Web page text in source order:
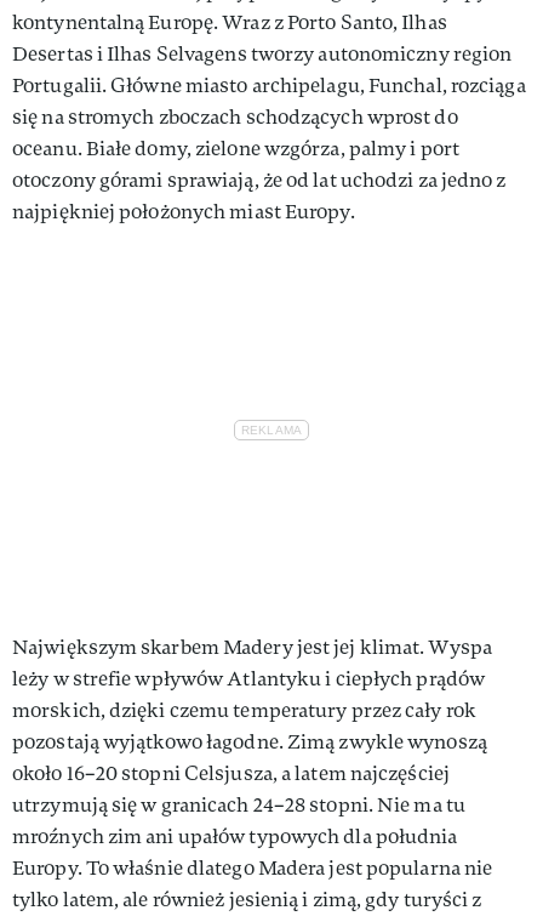
kontynentalną Europę. Wraz z Porto Santo, Ilhas
Desertas i Ilhas Selvagens tworzy autonomiczny region
Portugalii. Główne miasto archipelagu, Funchal, rozciąga
się na stromych zboczach schodzących wprost do
oceanu. Białe domy, zielone wzgórza, palmy i port
otoczony górami sprawiają, że od lat uchodzi za jedno z
najpiękniej położonych miast Europy.
Największym skarbem Madery jest jej klimat. Wyspa
leży w strefie wpływów Atlantyku i ciepłych prądów
morskich, dzięki czemu temperatury przez cały rok
pozostają wyjątkowo łagodne. Zimą zwykle wynoszą
około 16–20 stopni Celsjusza, a latem najczęściej
utrzymują się w granicach 24–28 stopni. Nie ma tu
mroźnych zim ani upałów typowych dla południa
Europy. To właśnie dlatego Madera jest popularna nie
tylko latem, ale również jesienią i zimą, gdy turyści z